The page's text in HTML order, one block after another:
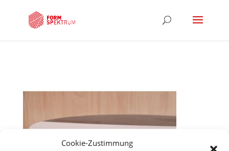
Cookie-Zustimmung